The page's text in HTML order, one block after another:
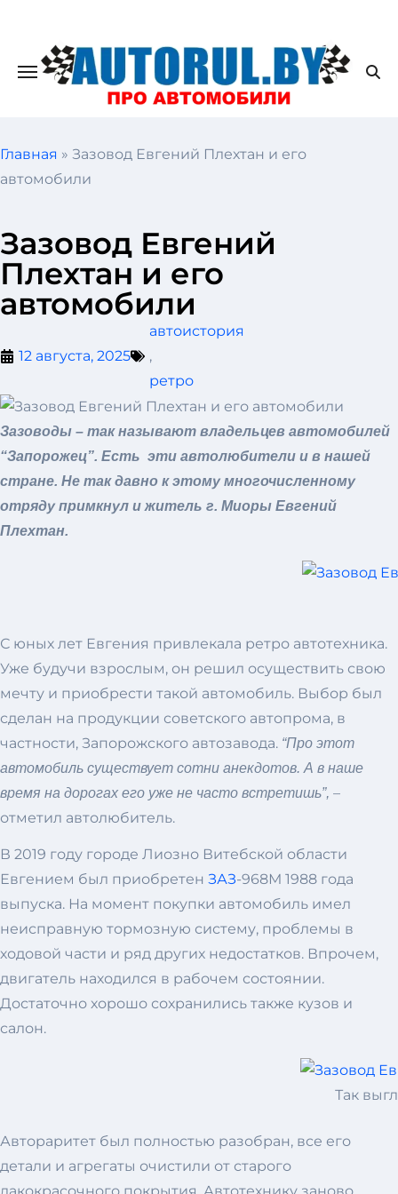
Главная » Зазовод Евгений Плехтан и его
автомобили
Зазовод Евгений
Плехтан и его
автомобили
12 августа, 2025
автоистория
,
ретро
Зазоводы – так называют владельцев автомобилей
“Запорожец”. Есть эти автолюбители и в нашей
стране. Не так давно к этому многочисленному
отряду примкнул и житель г. Миоры Евгений
Плехтан.
С юных лет Евгения привлекала ретро автотехника.
Уже будучи взрослым, он решил осуществить свою
мечту и приобрести такой автомобиль. Выбор был
сделан на продукции советского автопрома, в
частности, Запорожского автозавода. “Про этот
автомобиль существует сотни анекдотов. А в наше
время на дорогах его уже не часто встретишь”, –
отметил автолюбитель.
В 2019 году городе Лиозно Витебской области
Евгением был приобретен ЗАЗ-968М 1988 года
выпуска. На момент покупки автомобиль имел
неисправную тормозную систему, проблемы в
ходовой части и ряд других недостатков. Впрочем,
двигатель находился в рабочем состоянии.
Достаточно хорошо сохранились также кузов и
салон.
Так
Автораритет был полностью разобран, все его
детали и агрегаты очистили от старого